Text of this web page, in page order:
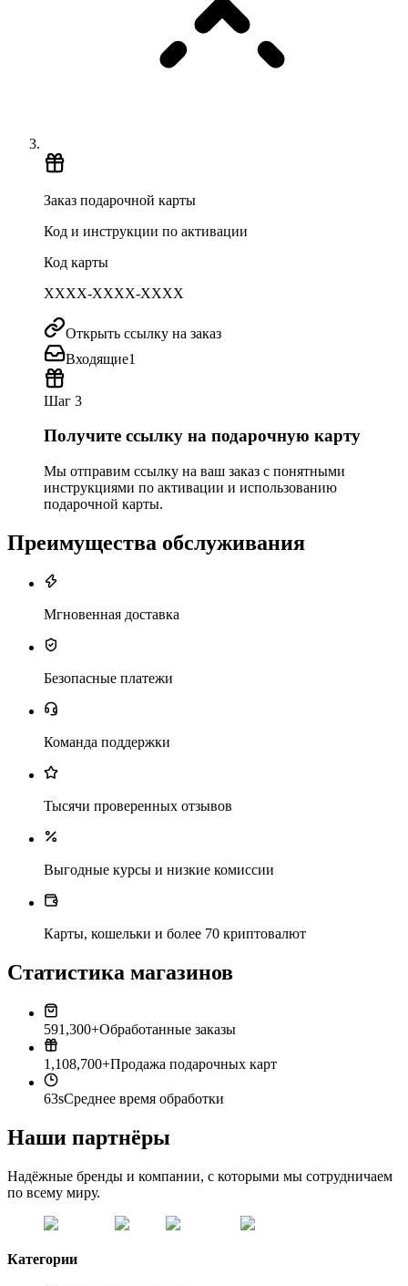
Заказ подарочной карты
Код и инструкции по активации
Код карты
XXXX-XXXX-XXXX
Открыть ссылку на заказ
Входящие1
Шаг 3
Получите ссылку на подарочную карту
Мы отправим ссылку на ваш заказ с понятными
инструкциями по активации и использованию
подарочной карты.
Преимущества обслуживания
Мгновенная доставка
Безопасные платежи
Команда поддержки
Тысячи проверенных отзывов
Выгодные курсы и низкие комиссии
Карты, кошельки и более 70 криптовалют
Статистика магазинов
591,300+Обработанные заказы
1,108,700+Продажа подарочных карт
63sСреднее время обработки
Наши партнёры
Надёжные бренды и компании, с которыми мы сотрудничаем
по всему миру.
Категории